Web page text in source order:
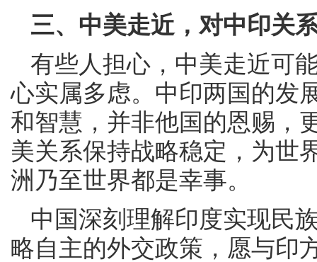
三、中美走近，对中印关
有些人担心，中美走近可
心实属多虑。中印两国的发
和智慧，并非他国的恩赐，
美关系保持战略稳定，为世
洲乃至世界都是幸事。
中国深刻理解印度实现民
略自主的外交政策，愿与印